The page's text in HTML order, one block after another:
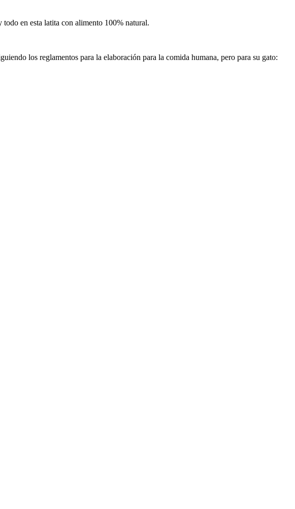
todo en esta latita con alimento 100% natural.
los reglamentos para la elaboración para la comida humana, pero para su gato: